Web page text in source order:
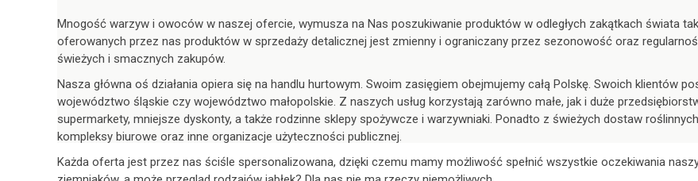
Mnogość warzyw i owoców w naszej ofercie, wymusza na Nas poszukiwanie produktów w odległych zakątkach świata
oferowanych przez nas produktów w sprzedaży detalicznej jest zmienny i ograniczany przez sezonowość oraz
świeżych i smacznych zakupów.
Nasza główna oś działania opiera się na handlu hurtowym. Swoim zasięgiem obejmujemy całą Polskę. Swoich klientów
województwo śląskie czy województwo małopolskie. Z naszych usług korzystają zarówno małe, jak i duże
supermarkety, mniejsze dyskonty, a także rodzinne sklepy spożywcze i warzywniaki. Ponadto z świeżych dostaw
kompleksy biurowe oraz inne organizacje użyteczności publicznej.
Każda oferta jest przez nas ściśle spersonalizowana, dzięki czemu mamy możliwość spełnić wszystkie oczekiwania